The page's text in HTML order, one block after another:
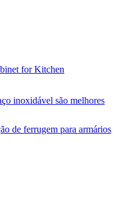
for Kitchen
inoxidável são melhores
de ferrugem para armários